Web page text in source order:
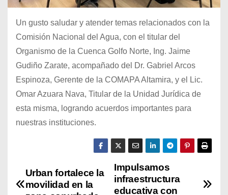
Un gusto saludar y atender temas relacionados con la
Comisión Nacional del Agua, con el titular del
Organismo de la Cuenca Golfo Norte, Ing. Jaime
Gudiño Zarate, acompañado del Dr. Gabriel Arcos
Espinoza, Gerente de la COMAPA Altamira, y el Lic.
Omar Azuara Nava, Titular de la Unidad Jurídica de
esta misma, logrando acuerdos importantes para
nuestras instituciones.
N
Impulsamos
infraestructura
educativa con
Urban fortalece la
movilidad en la